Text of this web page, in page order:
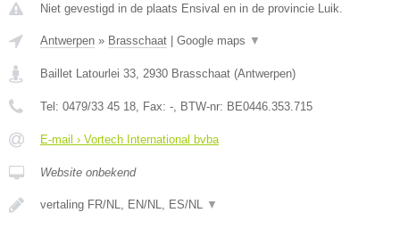
Niet gevestigd in de plaats Ensival en in de provincie Luik.
Antwerpen » Brasschaat Google maps ▼
Baillet Latourlei 33 2930 Brasschaat (Antwerpen)
Tel: 0479/33 45 18 , Fax: - , BTW-nr: BE0446.353.715
E-mail › Vortech International bvba
Website onbekend
vertaling FR/NL, EN/NL, ES/NL ▼